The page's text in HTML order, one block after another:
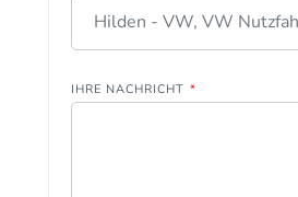
Hilden - VW, VW
IHRE NACHRICHT *